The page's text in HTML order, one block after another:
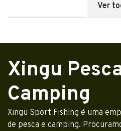
Ver
Xingu
Camping
Xingu Sport Fishing é uma
de pesca e camping.